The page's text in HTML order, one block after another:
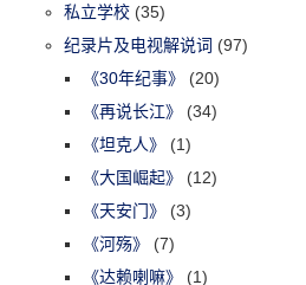
私立学校 (35)
纪录片及电视解说词 (97)
《30年纪事》
(20)
《再说长江》
(34)
《坦克人》
(1)
《大国崛起》
(12)
《天安门》
(3)
《河殇》
(7)
《达赖喇嘛》
(1)